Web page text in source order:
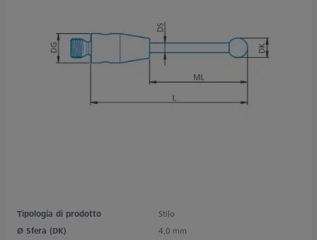
Tipologia di prodotto
Stilo
Ø Sfera (DK)
4,0 mm